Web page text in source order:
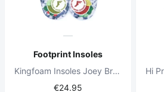
Footprint Insoles
Kingfoam Insoles Joey Brezinski Burrito
€24.95